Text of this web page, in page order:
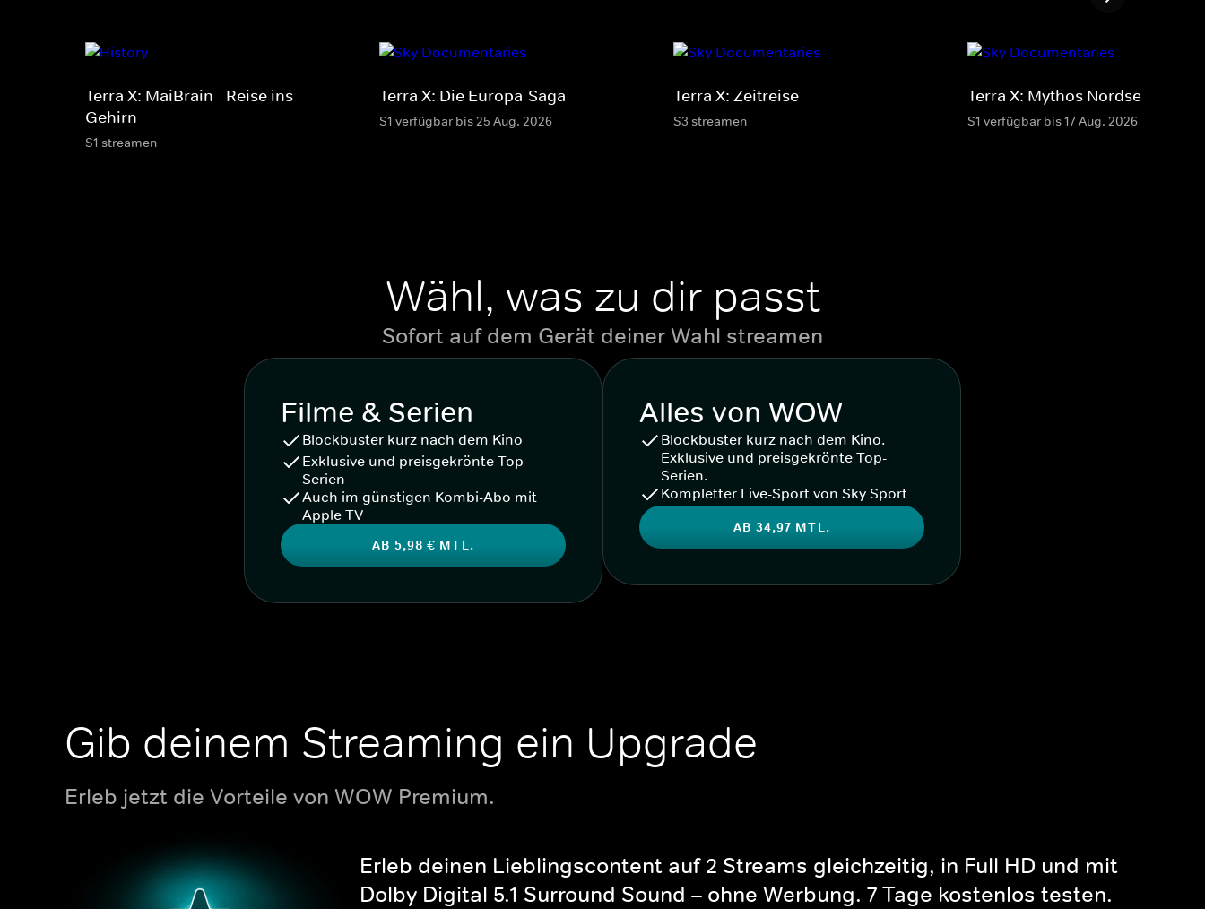
Terra X: MaiBrain - Reise ins
Gehirn
S1 streamen
Terra X: Die Europa-Saga
S1 verfügbar bis 25 Aug. 2026
Terra X: Zeitreise
S3 streamen
Terra X: Mythos Nordsee
S1 verfügbar bis 17 Aug. 2026
Wähl, was zu dir passt
Sofort auf dem Gerät deiner Wahl streamen
Filme & Serien
Blockbuster kurz nach dem Kino
Exklusive und preisgekrönte Top-
Serien
Auch im günstigen Kombi-Abo mit
Apple TV
AB 5,98 € MTL.
Alles von WOW
Blockbuster kurz nach dem Kino.
Exklusive und preisgekrönte Top-
Serien.
Kompletter Live-Sport von Sky Sport
AB 34,97 MTL.
Gib deinem Streaming ein Upgrade
Erleb jetzt die Vorteile von WOW Premium.
Erleb deinen Lieblingscontent auf 2 Streams gleichzeitig, in Full HD und mit
Dolby Digital 5.1 Surround Sound – ohne Werbung. 7 Tage kostenlos testen.